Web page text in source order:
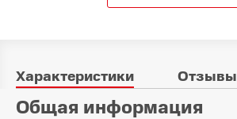
Характеристики Отзывы
Общая информация